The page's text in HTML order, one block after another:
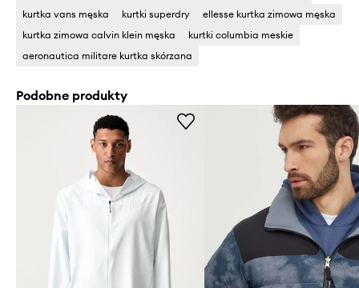
kurtka vans męska
kurtki superdry
ellesse kurtka zimowa męska
kurtka zimowa calvin klein męska
kurtki columbia meskie
aeronautica militare kurtka skórzana
Podobne produkty